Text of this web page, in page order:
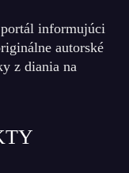
informujúci
autorské
z diania na